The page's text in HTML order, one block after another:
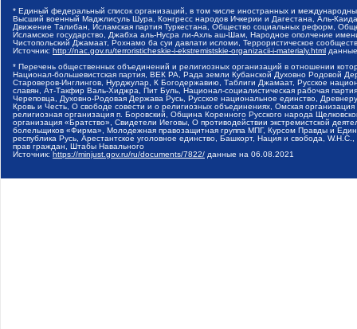
* Единый федеральный список организаций, в том числе иностранных и
Высший военный Маджлисуль Шура, Конгресс народов Ичкерии и Дагестана, Аль-
Движение Талибан, Исламская партия Туркестана, Общество социальных реформ,
Исламское государство, Джабха аль-Нусра ли-Ахль аш-Шам, Народное ополчение
Чистопольский Джамаат, Рохнамо ба суи давлати исломи, Террористическое
Источник: http://nac.gov.ru/terroristicheskie-i-ekstremistskie-organizacii-i-materialy.html
* Перечень общественных объединений и религиозных организаций в отношении
Национал-большевистская партия, ВЕК РА, Рада земли Кубанской Духовно Родовой
Староверов-Инглингов, Нурджулар, К Богодержавию, Таблиги Джамаат, Русское
славян, Ат-Такфир Валь-Хиджра, Пит Буль, Национал-социалистическая рабочая
Череповца, Духовно-Родовая Держава Русь, Русское национальное единство,
Кровь и Честь, О свободе совести и о религиозных объединениях, Омская
религиозная организация п. Боровский, Община Коренного Русского народа
организация «Братство», Свидетели Иеговы, О противодействии экстремистской
болельщиков «Фирма», Молодежная правозащитная группа МПГ, Курсом Правды и
республика Русь, Арестантское уголовное единство, Башкорт, Нация и свобода,
прав граждан, Штабы Навального
Источник: https://minjust.gov.ru/ru/documents/7822/ данные на 06.08.2021